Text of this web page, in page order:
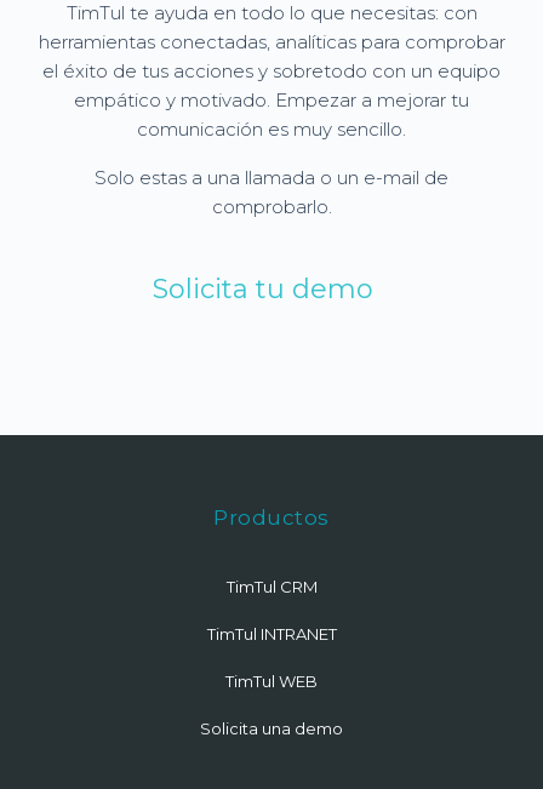
TimTul te ayuda en todo lo que necesitas: con
herramientas conectadas, analíticas para comprobar
el éxito de tus acciones y sobretodo con un equipo
empático y motivado. Empezar a mejorar tu
comunicación es muy sencillo.
Solo estas a una llamada o un e-mail de
comprobarlo.
Solicita tu demo
Productos
TimTul CRM
TimTul INTRANET
TimTul WEB
Solicita una demo